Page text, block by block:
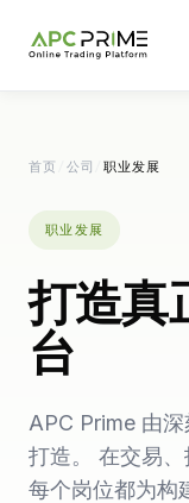
首页 公司 /职业发展
职业发展
打造真
台
APC Prime 由
打造。 在交易、
每个岗位都为构